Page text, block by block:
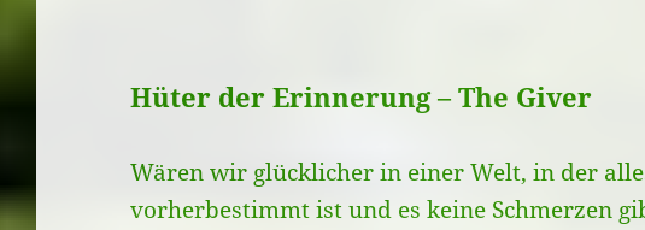
Hüter der Erinnerung – The Giver
Wären wir glücklicher in einer Welt, in der
vorherbestimmt ist und es keine Schmerzen